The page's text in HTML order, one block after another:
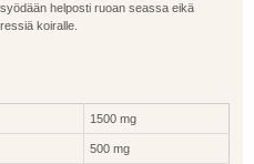
helposti ruoan seassa eikä
koiralle.
1500 mg
500 mg